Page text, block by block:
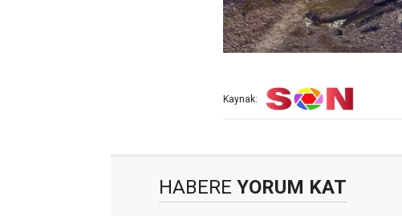
Kaynak:
HABERE YORUM KAT